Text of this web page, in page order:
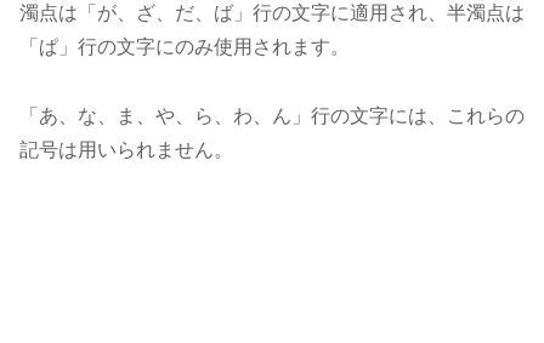
濁点は「が、ざ、だ、ば」行の文字に適用され、半濁点は
「ぱ」行の文字にのみ使用されます。
「あ、な、ま、や、ら、わ、ん」行の文字には、これらの
記号は用いられません。